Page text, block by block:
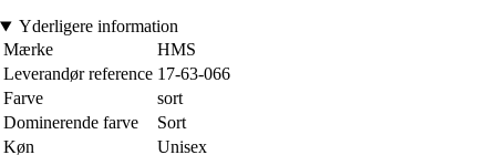
Yderligere information
Mærke
HMS
Leverandør reference 17-63-066
Farve
sort
Dominerende farve
Sort
Køn
Unisex